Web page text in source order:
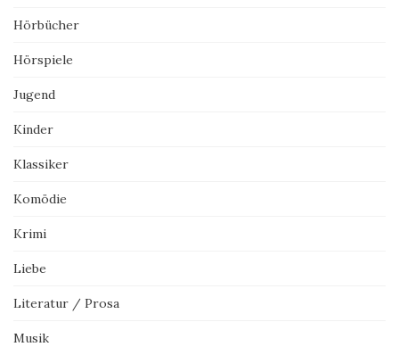
Hörbücher
Hörspiele
Jugend
Kinder
Klassiker
Komödie
Krimi
Liebe
Literatur / Prosa
Musik